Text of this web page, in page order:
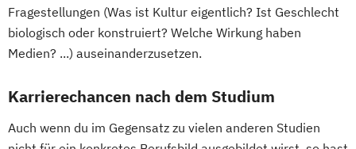
Fragestellungen (Was ist Kultur eigentlich? Ist Geschlecht
biologisch oder konstruiert? Welche Wirkung haben
Medien? ...) auseinanderzusetzen.
Karrierechancen nach dem Studium
Auch wenn du im Gegensatz zu vielen anderen Studien